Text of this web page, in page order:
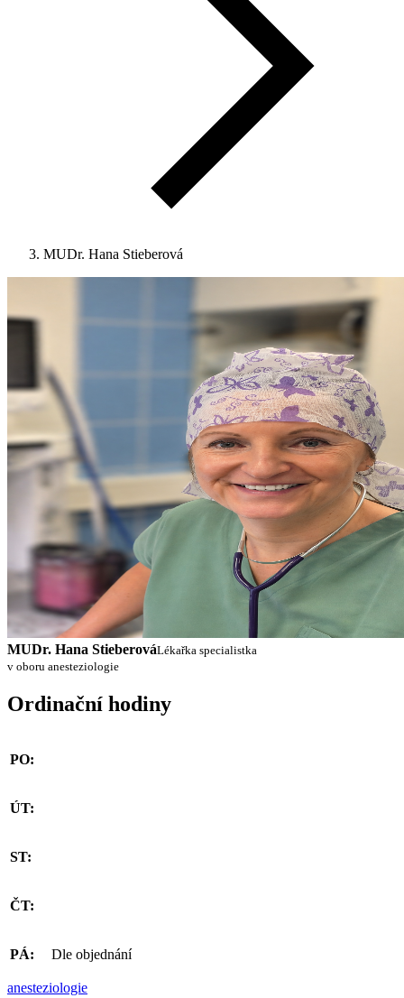
MUDr. Hana Stieberová
MUDr. Hana StieberováLékařka specialistka
v oboru anesteziologie
Ordinační hodiny
PO:
ÚT:
ST:
ČT:
PÁ: Dle objednání
anesteziologie